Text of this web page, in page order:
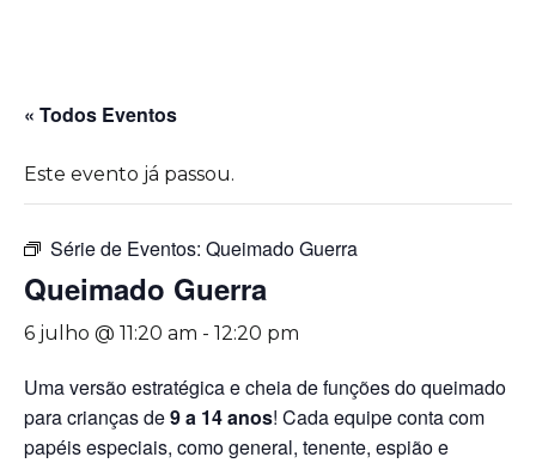
« Todos Eventos
Este evento já passou.
Série de Eventos: Queimado Guerra
Queimado Guerra
6 julho @ 11:20 am - 12:20 pm
Uma versão estratégica e cheia de funções do queimado
para crianças de9 a 14 anos! Cada equipe conta com
papéis especiais, como general, tenente, espião e